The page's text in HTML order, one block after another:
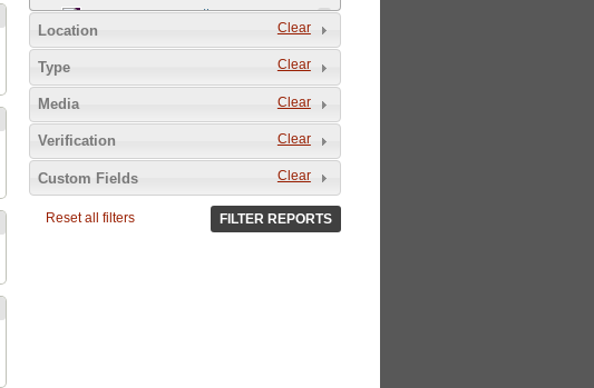
Русско-турецкая война 1877-1878 7
Clear
Location
Clear
Type
Clear
Media
Clear
Verification
Clear
Custom Fields
Reset all filters FILTER REPORTS